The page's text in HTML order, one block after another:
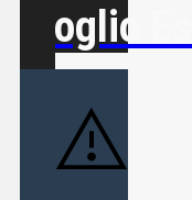
Voglio